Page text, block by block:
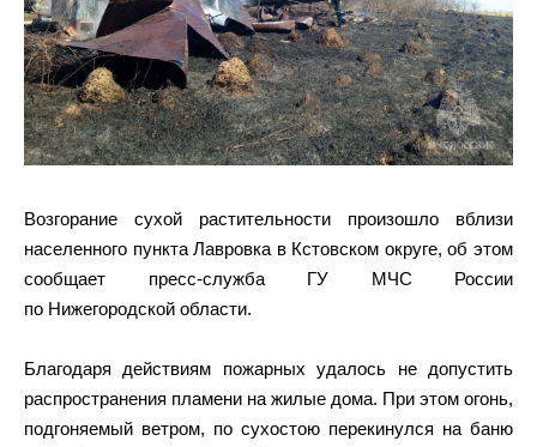
Возгорание сухой растительности произошло вблизи
населенного пункта Лавровка в Кстовском округе, об этом
сообщает пресс-служба ГУ МЧС России
по Нижегородской области.
Благодаря действиям пожарных удалось не допустить
распространения пламени на жилые дома. При этом огонь,
подгоняемый ветром, по сухостою перекинулся на баню